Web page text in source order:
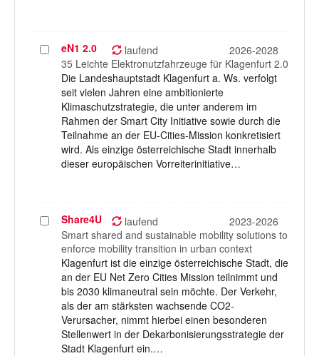
Projekt
auswählen
eN1 2.0 laufend
2026-2028
35 Leichte Elektronutzfahrzeuge für Klagenfurt 2.0
Die Landeshauptstadt Klagenfurt a. Ws. verfolgt
seit vielen Jahren eine ambitionierte
Klimaschutzstrategie, die unter anderem im
Rahmen der Smart City Initiative sowie durch die
Teilnahme an der EU-Cities-Mission konkretisiert
wird. Als einzige österreichische Stadt innerhalb
dieser europäischen Vorreiterinitiative…
Projekt
auswählen
Share4U laufend
2023-2026
Smart shared and sustainable mobility solutions to
enforce mobility transition in urban context
Klagenfurt ist die einzige österreichische Stadt, die
an der EU Net Zero Cities Mission teilnimmt und
bis 2030 klimaneutral sein möchte. Der Verkehr,
als der am stärksten wachsende CO2-
Verursacher, nimmt hierbei einen besonderen
Stellenwert in der Dekarbonisierungsstrategie der
Stadt Klagenfurt ein.…